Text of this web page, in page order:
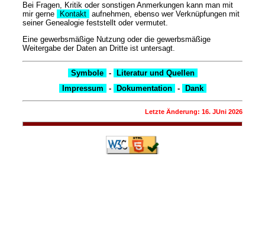
Bei Fragen, Kritik oder sonstigen Anmerkungen kann man mit
mir gerne
Kontakt
aufnehmen, ebenso wer Verknüpfungen mit
seiner Genealogie feststellt oder vermutet.
Eine gewerbsmäßige Nutzung oder die gewerbsmäßige
Weitergabe der Daten an Dritte ist untersagt.
Symbole -
Literatur und Quellen
Impressum
- Dokumentation - Dank
Letzte Änderung: 16. JUni 2026